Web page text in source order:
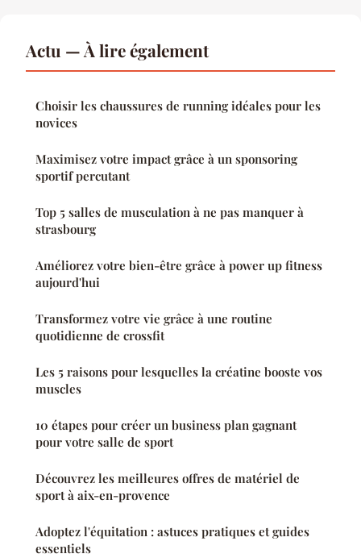
Actu — À lire également
Choisir les chaussures de running idéales pour les
novices
Maximisez votre impact grâce à un sponsoring
sportif percutant
Top 5 salles de musculation à ne pas manquer à
strasbourg
Améliorez votre bien-être grâce à power up fitness
aujourd'hui
Transformez votre vie grâce à une routine
quotidienne de crossfit
Les 5 raisons pour lesquelles la créatine booste vos
muscles
10 étapes pour créer un business plan gagnant
pour votre salle de sport
Découvrez les meilleures offres de matériel de
sport à aix-en-provence
Adoptez l'équitation : astuces pratiques et guides
essentiels